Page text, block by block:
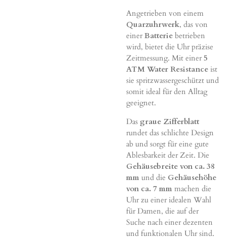
Angetrieben von einem
Quarzuhrwerk, das von
einerBatterie betrieben
wird, bietet die Uhr präzise
Zeitmessung. Mit einer5
ATM Water Resistance ist
sie spritzwassergeschützt und
somit ideal für den Alltag
geeignet.
Das graue Zifferblatt
rundet das schlichte Design
ab und sorgt für eine gute
Ablesbarkeit der Zeit. Die
Gehäusebreite von ca. 38
mm und die Gehäusehöhe
von ca. 7 mm machen die
Uhr zu einer idealen Wahl
für Damen, die auf der
Suche nach einer dezenten
und funktionalen Uhr sind.